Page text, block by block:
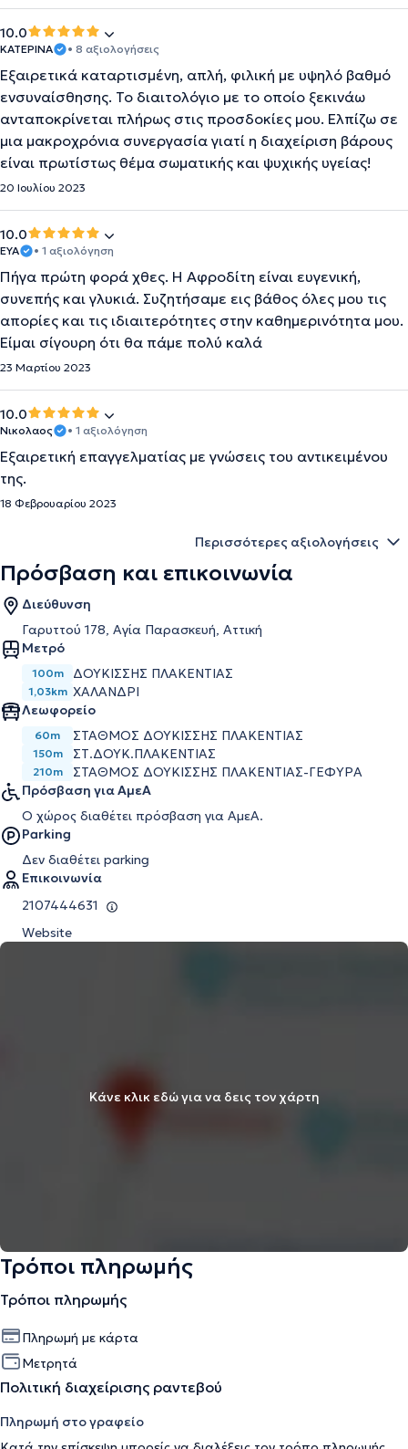
10.0
ΚΑΤΕΡΙΝΑ • 8 αξιολογήσεις
Εξαιρετικά καταρτισμένη, απλή, φιλική με υψηλό βαθμό
ενσυναίσθησης. Το διαιτολόγιο με το οποίο ξεκινάω
ανταποκρίνεται πλήρως στις προσδοκίες μου. Ελπίζω σε
μια μακροχρόνια συνεργασία γιατί η διαχείριση βάρους
είναι πρωτίστως θέμα σωματικής και ψυχικής υγείας!
20 Ιουλίου 2023
10.0
ΕΥΑ • 1 αξιολόγηση
Πήγα πρώτη φορά χθες. Η Αφροδίτη είναι ευγενική,
συνεπής και γλυκιά. Συζητήσαμε εις βάθος όλες μου τις
απορίες και τις ιδιαιτερότητες στην καθημερινότητα μου.
Είμαι σίγουρη ότι θα πάμε πολύ καλά
23 Μαρτίου 2023
10.0
Νικολαος • 1 αξιολόγηση
Εξαιρετική επαγγελματίας με γνώσεις του αντικειμένου
της.
18 Φεβρουαρίου 2023
Περισσότερες αξιολογήσεις
Πρόσβαση και επικοινωνία
Διεύθυνση
Γαρυττού 178, Αγία Παρασκευή, Αττική
Μετρό
100m ΔΟΥΚΊΣΣΗΣ ΠΛΑΚΕΝΤΊΑΣ
1,03km ΧΑΛΆΝΔΡΙ
Λεωφορείο
60m ΣΤΑΘΜΟΣ ΔΟΥΚΙΣΣΗΣ ΠΛΑΚΕΝΤΙΑΣ
150m ΣΤ.ΔΟΥΚ.ΠΛΑΚΕΝΤΙΑΣ
210m
ΣΤΑΘΜΟΣ ΔΟΥΚΙΣΣΗΣ ΠΛΑΚΕΝΤΙΑΣ-ΓΕΦΥΡΑ
Πρόσβαση για ΑμεΑ
Ο χώρος διαθέτει πρόσβαση για ΑμεΑ.
Parking
Δεν διαθέτει parking
Επικοινωνία
2107444631
Website
Κάνε κλικ εδώ για να δεις τον χάρτη
Τρόποι πληρωμής
Τρόποι πληρωμής
Πληρωμή με κάρτα
Μετρητά
Πολιτική διαχείρισης ραντεβού
Πληρωμή στο γραφείο